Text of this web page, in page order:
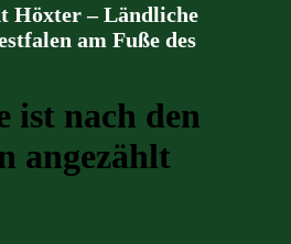
Höxter – Ländliche
am Fuße des
ist nach den
angezählt